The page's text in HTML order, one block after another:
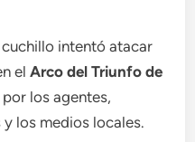
intentó atacar
elArco del Triunfo de
los agentes,
los medios locales.